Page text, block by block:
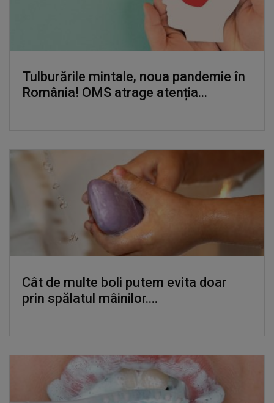
Tulburările mintale, noua pandemie în
România! OMS atrage atenția...
Cât de multe boli putem evita doar
prin spălatul mâinilor....